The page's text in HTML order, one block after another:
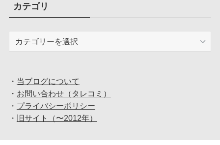
ブカテゴリ
・ 当ブログについて
・ お問い合わせ（タレコミ）
・ プライバシーポリシー
・
旧サイト（〜2012年）